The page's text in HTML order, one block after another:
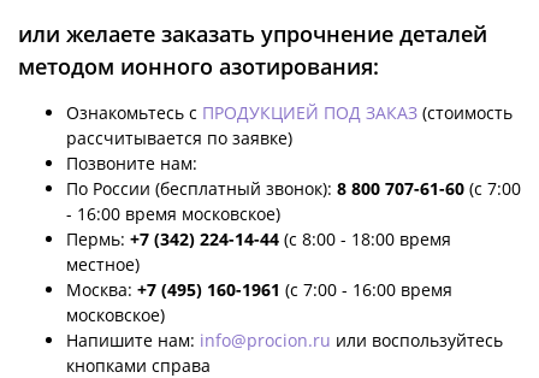
или желаете заказать упрочнение деталей
методом ионного азотирования:
Ознакомьтесь с ПРОДУКЦИЕЙ ПОД ЗАКАЗ (стоимость
рассчитывается по заявке)
Позвоните нам:
По России (бесплатный звонок): 8 800 707-61-60 (с 7:00
- 16:00 время московское)
Пермь: +7 (342) 224-14-44 (с 8:00 - 18:00 время
местное)
Москва: +7 (495) 160-1961 (с 7:00 - 16:00 время
московское)
Напишите нам: info@procion.ru или воспользуйтесь
кнопками справа